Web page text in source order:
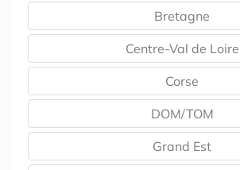
Bretagne
Centre-Val de Loire
Corse
DOM/TOM
Grand Est